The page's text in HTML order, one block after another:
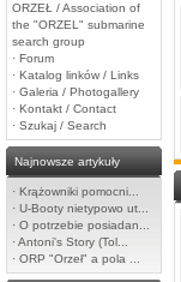
ORZEŁ / Association of
the "ORZEL" submarine
search group
· Forum
· Katalog linków / Links
· Galeria / Photogallery
· Kontakt / Contact
· Szukaj / Search
Najnowsze artykuły
· Krążowniki pomocni...
· U-Booty nietypowo ut...
· O potrzebie posiadan...
· Antoni's Story (Tol...
· ORP "Orzeł" a pola ...